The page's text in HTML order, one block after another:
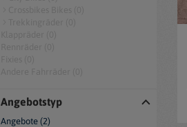
Angebotstyp
Angebote (2)